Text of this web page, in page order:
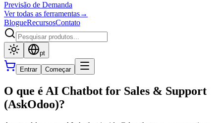
Previsão de Demanda
Ver todas as ferramentas→
BlogueRecursosContato
pt
Entrar Começar
O que é AI Chatbot for Sales & Support
(AskOdoo)?